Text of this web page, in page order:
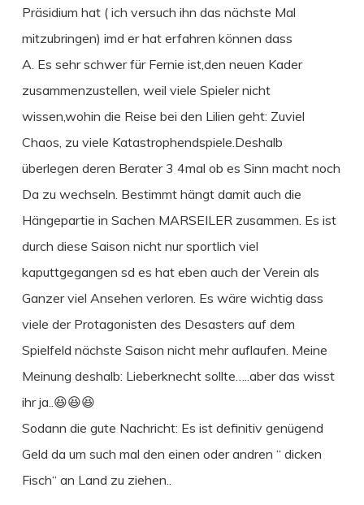
Präsidium hat ( ich versuch ihn das nächste Mal
mitzubringen) imd er hat erfahren können dass
A. Es sehr schwer für Fernie ist,den neuen Kader
zusammenzustellen, weil viele Spieler nicht
wissen,wohin die Reise bei den Lilien geht: Zuviel
Chaos, zu viele Katastrophendspiele.Deshalb
überlegen deren Berater 3 4mal ob es Sinn macht noch
Da zu wechseln. Bestimmt hängt damit auch die
Hängepartie in Sachen MARSEILER zusammen. Es ist
durch diese Saison nicht nur sportlich viel
kaputtgegangen sd es hat eben auch der Verein als
Ganzer viel Ansehen verloren. Es wäre wichtig dass
viele der Protagonisten des Desasters auf dem
Spielfeld nächste Saison nicht mehr auflaufen. Meine
Meinung deshalb: Lieberknecht sollte…..aber das wisst
ihr ja..😆😆😆
Sodann die gute Nachricht: Es ist definitiv genügend
Geld da um such mal den einen oder andren “ dicken
Fisch“ an Land zu ziehen..